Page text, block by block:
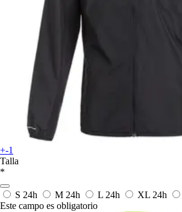
+-1
Talla
*
S 24h M 24h L 24h XL 24h
Este campo es obligatorio